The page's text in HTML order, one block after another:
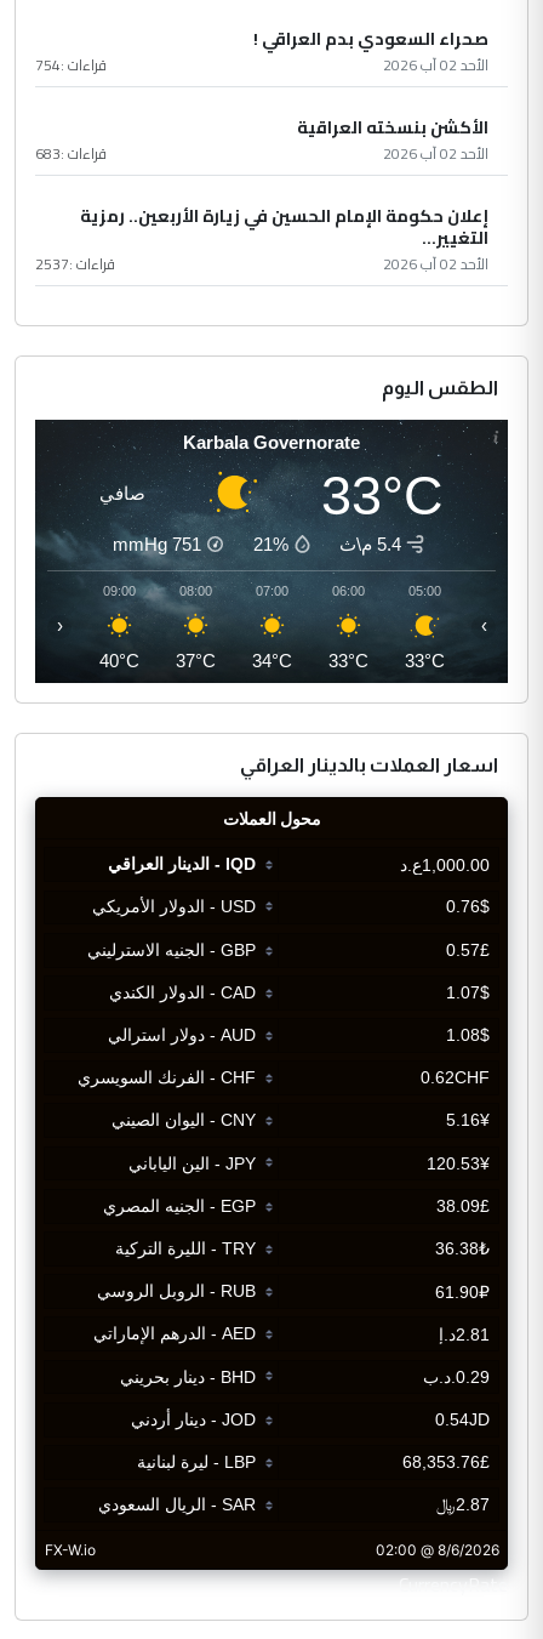
صحراء السعودي بدم العراقي !
الأحد 02 آب 2026 قراءات :754
الأكشن بنسخته العراقية
الأحد 02 آب 2026 قراءات :683
إعلان حكومة الإمام الحسين في زيارة الأربعين.. رمزية
التغيير...
الأحد 02 آب 2026 قراءات :2537
الطقس اليوم
Karbala Governorate
33°C صافي
5.4 م\ث 21%
751
mmHg
05:00
33°C
06:00
33°C
07:00
34°C
08:00
37°C
09:00
40°C
‹ ›
اسعار العملات بالدينار العراقي
CurrencyRate